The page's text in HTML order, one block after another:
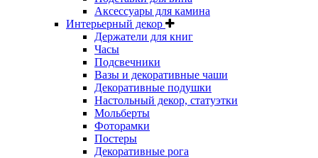
Аксессуары для камина
Интерьерный декор
Держатели для книг
Часы
Подсвечники
Вазы и декоративные чаши
Декоративные подушки
Настольный декор, статуэтки
Мольберты
Фоторамки
Постеры
Декоративные рога